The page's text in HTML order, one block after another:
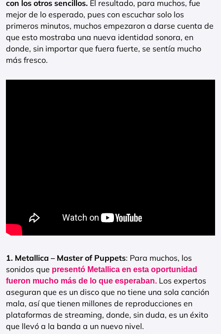
con los otros sencillos. El resultado, para muchos, fue
mejor de lo esperado, pues con escuchar solo los
primeros minutos, muchos empezaron a darse cuenta de
que esto mostraba una nueva identidad sonora, en
donde, sin importar que fuera fuerte, se sentía mucho
más fresco.
1. Metallica – Master of Puppets: Para muchos, los
sonidos que presentó Metallica en esta oportunidad
fueron mucho más de lo que esperaban. Los expertos
aseguran que es un disco que no tiene una sola canción
mala, así que tienen millones de reproducciones en
plataformas de streaming, donde, sin duda, es un éxito
que llevó a la banda a un nuevo nivel.